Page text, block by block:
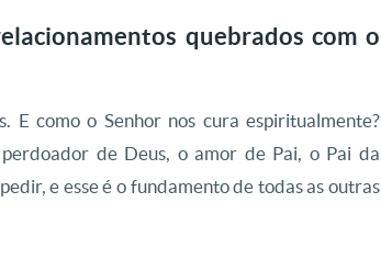
quebrados com o
E como o Senhor nos cura espiritualmente?
de Deus, o amor de Pai, o Pai da
e esse é o fundamento de todas as outras